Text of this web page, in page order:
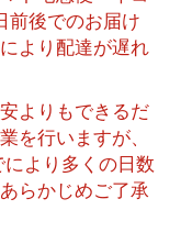
前後でのお届け
より配達が遅れ
よりもできるだ
を行いますが、
より多くの日数
らかじめご了承